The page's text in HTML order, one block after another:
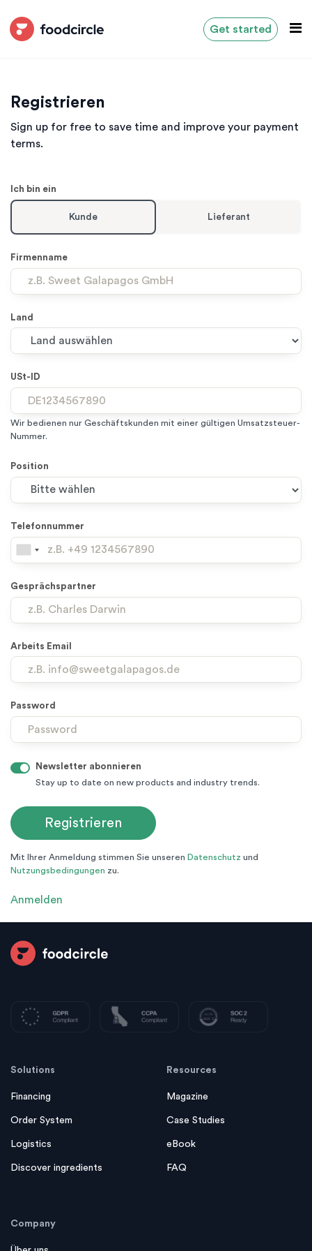
Get started
Registrieren
Sign up for free to save time and improve your payment
terms.
Leave
this
with
text
Ich bin ein
Kunde Lieferant
Firmenname
Land
USt-ID
Wir bedienen nur Geschäftskunden mit einer gültigen Umsatzsteuer-
Nummer.
Position
Telefonnummer
Gesprächspartner
Arbeits Email
Password
Newsletter abonnieren
Stay up to date on new products and industry trends.
Mit Ihrer Anmeldung stimmen Sie unseren Datenschutz und
Nutzungsbedingungen zu.
Anmelden
Solutions
Financing
Order System
Logistics
Discover ingredients
Resources
Magazine
Case Studies
eBook
FAQ
Company